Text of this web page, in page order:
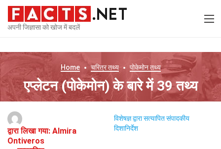
अपनी जिज्ञासा को खोज में बदलें
Home चरित्रतथ्य पोकेमोनतथ्य
एप्लेटन (पोकेमोन) के बारे में 39 तथ्य
द्वारा लिखा गया: Almira
Ontiveros
विशेषज्ञ द्वारा सत्यापितसंपादकीय
दिशानिर्देश